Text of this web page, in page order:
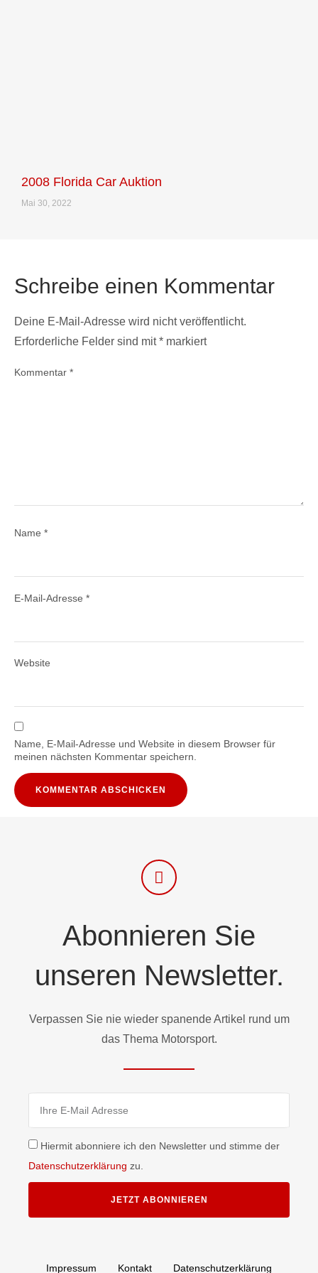
2008 Florida Car Auktion
Mai 30, 2022
Schreibe einen Kommentar
Deine E-Mail-Adresse wird nicht veröffentlicht.
Erforderliche Felder sind mit* markiert
Kommentar *
Name *
E-Mail-Adresse *
Website
Name, E-Mail-Adresse und Website in diesem Browser für
meinen nächsten Kommentar speichern.
Abonnieren Sie
unseren Newsletter.
Verpassen Sie nie wieder spanende Artikel rund um
das Thema Motorsport.
Hiermit abonniere ich den Newsletter und stimme der
Datenschutzerklärung zu.
JETZT ABONNIEREN
Impressum Kontakt Datenschutzerklärung